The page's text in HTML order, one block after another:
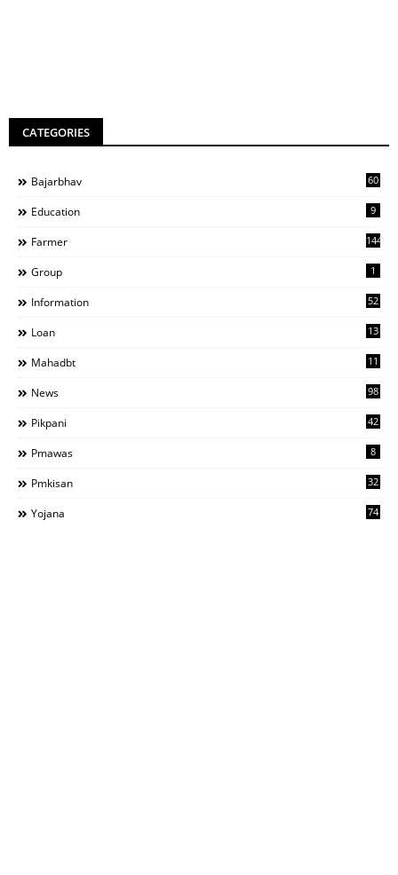
CATEGORIES
Bajarbhav 60
Education 9
Farmer 144
Group 1
Information 52
Loan 13
Mahadbt 11
News 98
Pikpani 42
Pmawas 8
Pmkisan 32
Yojana 74